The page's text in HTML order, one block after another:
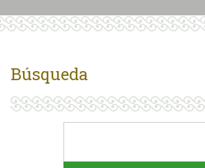
Búsqueda